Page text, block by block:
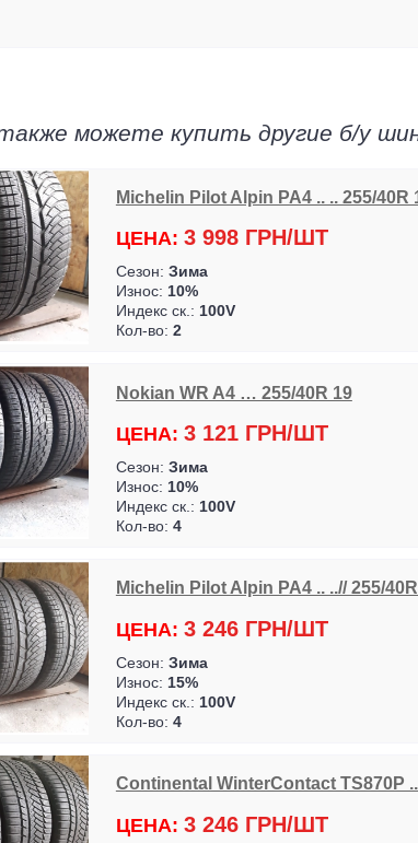
можете купить другие б/у
Michelin Pilot Alpin PA4 .. .. 255/40R
ЦЕНА: 3 998 ГРН/ШТ
Сезон: Зима
Износ: 10%
Индекс ск.: 100V
Кол-во: 2
Nokian WR A4 … 255/40R 19
ЦЕНА: 3 121 ГРН/ШТ
Сезон: Зима
Износ: 10%
Индекс ск.: 100V
Кол-во: 4
Michelin Pilot Alpin PA4 .. ..// 255/
ЦЕНА: 3 246 ГРН/ШТ
Сезон: Зима
Износ: 15%
Индекс ск.: 100V
Кол-во: 4
Continental WinterContact TS870P
ЦЕНА: 3 246 ГРН/ШТ